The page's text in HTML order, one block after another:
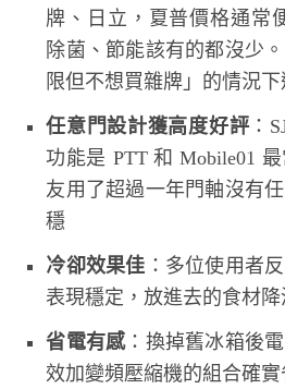
牌、日立，夏普價格通常
除菌、節能該有的都沒少
限但不想買雜牌」的情況
任意門設計獲高度好評 ：
功能是 PTT 和 Mobile01
友用了超過一年門軸沒有
穩
冷卻效果佳 ：多位使用者
表現穩定，放進去的食材降
省電有感：換掉舊冰箱後
效加變頻壓縮機的組合確實